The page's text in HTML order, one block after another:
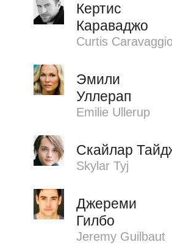
Кертис
Караваджо
Curtis
Эмили
Уллерап
Emilie Ullerup
Скайлар
Skylar Tyj
Джереми
Гилбо
Jeremy Guilbaut